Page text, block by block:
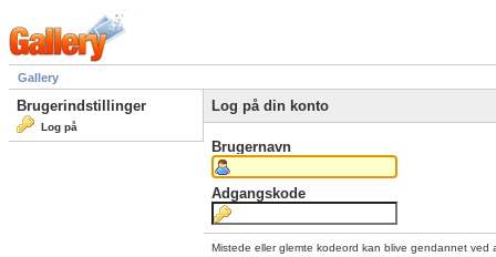
Gallery
Brugerindstillinger
Log på
Log på din konto
Brugernavn
Adgangskode
Mistede eller glemte kodeord kan blive gendannet ved